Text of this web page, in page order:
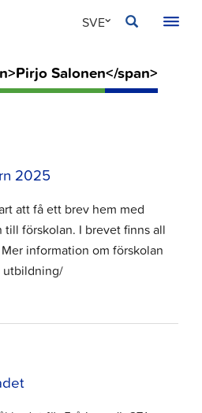
SVE
ENG
Salonen</span>
2025
att få ett brev hem med
förskolan. I brevet finns all
information om förskolan
utbildning/